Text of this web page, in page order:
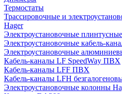
Термостаты
Трассировочные и
Hager
Электроустановочные
Электроустановочные кабель-
Электроустановочные
Кабель-каналы LF SpeedWay ПВХ
Кабель-каналы LFF ПВХ
Кабель-каналы LFH
Электроустановочные колонны